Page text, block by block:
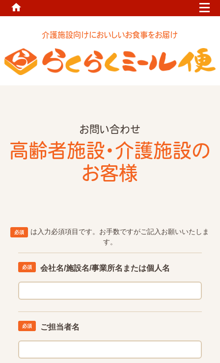
home
介護施設向けにおいしいお食事をお届け
お問い合わせ
高齢者施設・介護施設の
お客様
は入力必須項目です。 お手数ですがご記入お願いいたしま
す。
会社名/施設名/事業所名 または個人名
ご担当者名